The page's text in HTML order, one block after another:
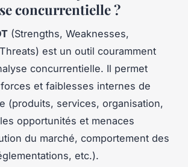
concurrentielle ?
(Strengths, Weaknesses,
est un outil couramment
concurrentielle. Il permet
et faiblesses internes de
(produits, services, organisation,
opportunités et menaces
du marché, comportement des
etc.).